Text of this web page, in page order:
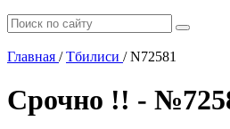
Главная / Тбилиси /N72581
Срочно !! -